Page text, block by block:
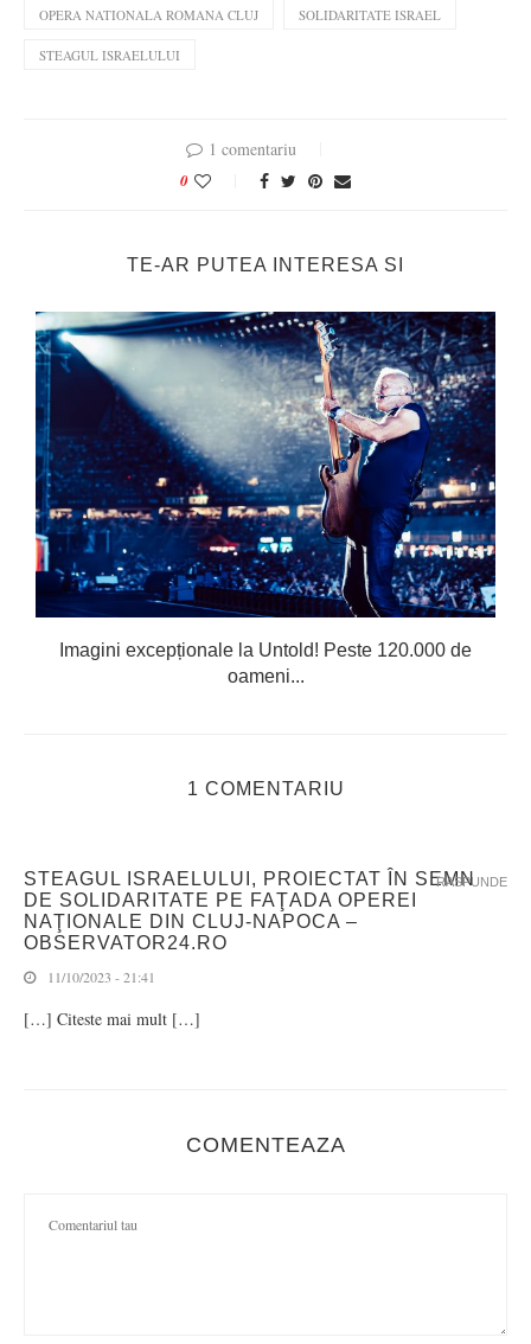
OPERA NATIONALA ROMANA CLUJ SOLIDARITATE ISRAEL
STEAGUL ISRAELULUI
1 comentariu
0
TE-AR PUTEA INTERESA SI
Imagini excepționale la Untold! Peste 120.000 de
oameni...
1 COMENTARIU
STEAGUL ISRAELULUI, PROIECTAT ÎN SEMN
DE SOLIDARITATE PE FAŢADA OPEREI
NAŢIONALE DIN CLUJ-NAPOCA –
OBSERVATOR24.RO
11/10/2023 - 21:41
[…] Citeste mai mult […]
RASPUNDE
COMENTEAZA